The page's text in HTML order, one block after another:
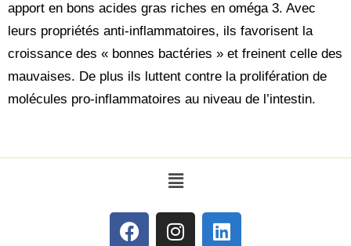
apport en bons acides gras riches en oméga 3. Avec
leurs propriétés anti-inflammatoires, ils favorisent la
croissance des « bonnes bactéries » et freinent celle des
mauvaises. De plus ils luttent contre la prolifération de
molécules pro-inflammatoires au niveau de l’intestin.